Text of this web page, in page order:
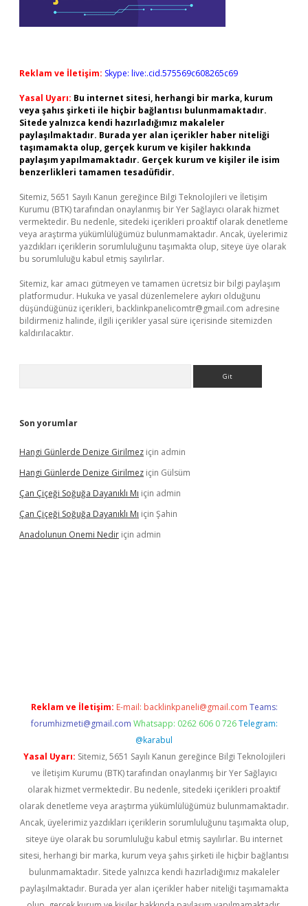
Reklam ve İletişim: Skype: live:.cid.575569c608265c69
Yasal Uyarı: Bu internet sitesi, herhangi bir marka, kurum
veya şahıs şirketi ile hiçbir bağlantısı bulunmamaktadır.
Sitede yalnızca kendi hazırladığımız makaleler
paylaşılmaktadır. Burada yer alan içerikler haber niteliği
taşımamakta olup, gerçek kurum ve kişiler hakkında
paylaşım yapılmamaktadır. Gerçek kurum ve kişiler ile isim
benzerlikleri tamamen tesadüfidir.
Sitemiz, 5651 Sayılı Kanun gereğince Bilgi Teknolojileri ve İletişim
Kurumu (BTK) tarafından onaylanmış bir Yer Sağlayıcı olarak hizmet
vermektedir. Bu nedenle, sitedeki içerikleri proaktif olarak denetleme
veya araştırma yükümlülüğümüz bulunmamaktadır. Ancak, üyelerimiz
yazdıkları içeriklerin sorumluluğunu taşımakta olup, siteye üye olarak
bu sorumluluğu kabul etmiş sayılırlar.
Sitemiz, kar amacı gütmeyen ve tamamen ücretsiz bir bilgi paylaşım
platformudur. Hukuka ve yasal düzenlemelere aykırı olduğunu
düşündüğünüz içerikleri, backlinkpanelicomtr@gmail.com adresine
bildirmeniz halinde, ilgili içerikler yasal süre içerisinde sitemizden
kaldırılacaktır.
Son yorumlar
Hangi Günlerde Denize Girilmez için admin
Hangi Günlerde Denize Girilmez için Gülsüm
Çan Çiçeği Soğuğa Dayanıklı Mı için admin
Çan Çiçeği Soğuğa Dayanıklı Mı için Şahin
Anadolunun Onemi Nedir için admin
Reklam ve İletişim: E-mail: backlinkpaneli@gmail.com Teams:
forumhizmeti@gmail.com Whatsapp: 0262 606 0 726 Telegram:
@karabul
Yasal Uyarı: Sitemiz, 5651 Sayılı Kanun gereğince Bilgi Teknolojileri
ve İletişim Kurumu (BTK) tarafından onaylanmış bir Yer Sağlayıcı
olarak hizmet vermektedir. Bu nedenle, sitedeki içerikleri proaktif
olarak denetleme veya araştırma yükümlülüğümüz bulunmamaktadır.
Ancak, üyelerimiz yazdıkları içeriklerin sorumluluğunu taşımakta olup,
siteye üye olarak bu sorumluluğu kabul etmiş sayılırlar. Bu internet
sitesi, herhangi bir marka, kurum veya şahıs şirketi ile hiçbir bağlantısı
bulunmamaktadır. Sitede yalnızca kendi hazırladığımız makaleler
paylaşılmaktadır. Burada yer alan içerikler haber niteliği taşımamakta